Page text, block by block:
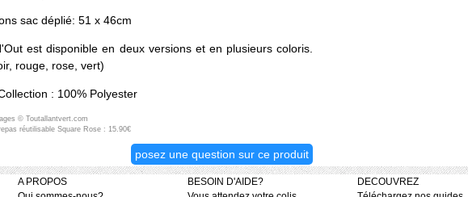
sac déplié: 51 x 46cm
est disponible en deux versions et en plusieurs coloris.
rouge, rose, vert)
: 100% Polyester
© Toutallantvert.com
réutilisable Square Rose : 15.90€
posez une question sur ce produit
A PROPOS
BESOIN D'AIDE?
DECOUVREZ